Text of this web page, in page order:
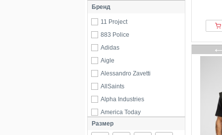
Бренд
11 Project
883 Police
Adidas
Aigle
Alessandro Zavetti
AllSaints
Alpha Industries
America Today
American Vintage
Размер